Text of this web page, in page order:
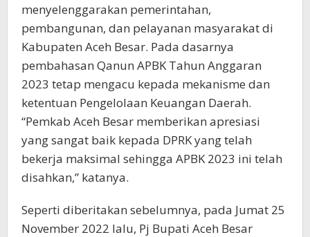
menyelenggarakan pemerintahan,
pembangunan, dan pelayanan masyarakat di
Kabupaten Aceh Besar. Pada dasarnya
pembahasan Qanun APBK Tahun Anggaran
2023 tetap mengacu kepada mekanisme dan
ketentuan Pengelolaan Keuangan Daerah.
“Pemkab Aceh Besar memberikan apresiasi
yang sangat baik kepada DPRK yang telah
bekerja maksimal sehingga APBK 2023 ini telah
disahkan,” katanya.
Seperti diberitakan sebelumnya, pada Jumat 25
November 2022 lalu, Pj Bupati Aceh Besar